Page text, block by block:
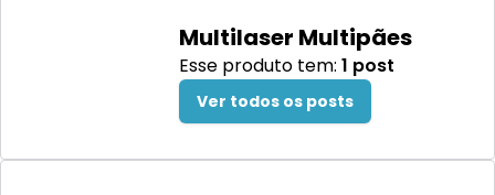
Multilaser Multipães
Esse produto tem: 1 post
Ver todos os posts